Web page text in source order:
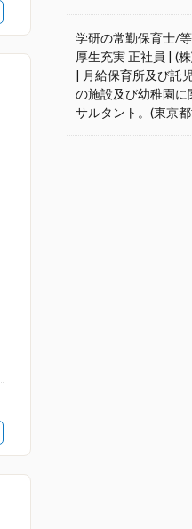
学研の常勤保育士/
厚生充実 正社員 | (
| 月給保育所及び託
の施設及び幼稚園に
サルタント。(東京